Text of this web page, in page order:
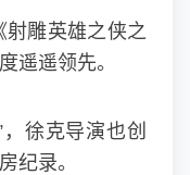
射雕英雄之侠之
遥遥领先。
徐克导演也创
纪录。